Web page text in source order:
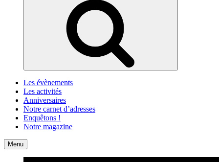
Les évènements
Les activités
Anniversaires
Notre carnet d’adresses
Enquêtons !
Notre magazine
Accueil
Menu Contact